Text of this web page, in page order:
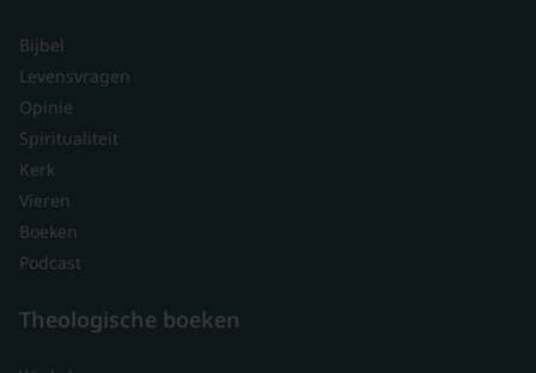
Bijbel
Levensvragen
Opinie
Spiritualiteit
Kerk
Vieren
Boeken
Podcast
Theologische boeken